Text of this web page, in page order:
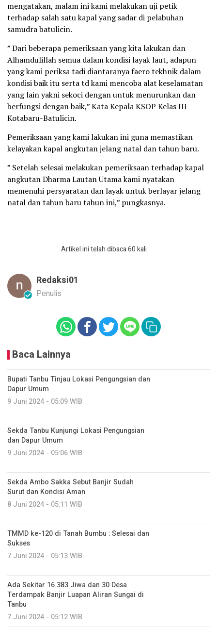
mengatakan, malam ini kami melakukan uji petik
terhadap salah satu kapal yang sadar di pelabuhan
samudra batulicin.
” Dari beberapa pemeriksaan yang kita lakukan dan
Alhamdulillah semua dalam kondisi layak laut, adapun
yang kami periksa tadi diantaranya faero tekhnik dalam
kondisi baik itu serta td kami mencoba alat keselamatan
yang lain yakni sekoci dengan untuk menurunkan dan
berfungsi dengan baik,” Kata Kepala KSOP Kelas III
Kotabaru-Batulicin.
Pemeriksaan yang kami lakukan ini guna memastikan
kelayakan kapal angkutan jelang natal dan tahun baru.
” Setelah selesai melakukan pemeriksaan terhadap kapal
angkutan Dharma Lautan Utama kami nyatakan
memenuhi persyaratan dan layak untuk berlayar jelang
natal dan tahun baru tahun ini,” pungkasnya.
Artikel ini telah dibaca 60 kali
Redaksi01
Penulis
Baca Lainnya
Bupati Tanbu Tinjau Lokasi Pengungsian dan
Dapur Umum
9 Juni 2024 - 05:09 WIB
Sekda Tanbu Kunjungi Lokasi Pengungsian
dan Dapur Umum
9 Juni 2024 - 05:06 WIB
Sekda Ambo Sakka Sebut Banjir Sudah
Surut dan Kondisi Aman
8 Juni 2024 - 05:11 WIB
TMMD ke-120 di Tanah Bumbu : Selesai dan
Sukses
7 Juni 2024 - 05:13 WIB
Ada Sekitar 16.383 Jiwa dan 30 Desa
Terdampak Banjir Luapan Aliran Sungai di
Tanbu
7 Juni 2024 - 05:12 WIB